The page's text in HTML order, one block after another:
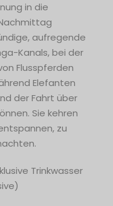
in die
aufregende
Kanals, bei der
Flusspferden
Elefanten
der Fahrt über
Sie kehren
zu
Trinkwasser